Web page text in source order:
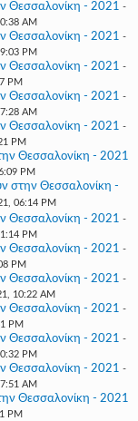
Θεσσαλονίκη - 2021 -
AM
Θεσσαλονίκη - 2021 -
PM
Θεσσαλονίκη - 2021 -
PM
Θεσσαλονίκη - 2021 -
AM
Θεσσαλονίκη - 2021 -
PM
Θεσσαλονίκη - 2021
PM
στην Θεσσαλονίκη -
06:14 PM
Θεσσαλονίκη - 2021 -
PM
Θεσσαλονίκη - 2021 -
PM
Θεσσαλονίκη - 2021 -
10:22 AM
Θεσσαλονίκη - 2021 -
PM
Θεσσαλονίκη - 2021 -
PM
Θεσσαλονίκη - 2021 -
AM
Θεσσαλονίκη - 2021
PM